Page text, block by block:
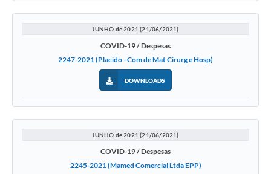
JUNHO de 2021 (21/06/2021)
COVID-19 / Despesas
2247-2021 (Placido - Com de Mat Cirurg e Hosp)
DOWNLOADS
JUNHO de 2021 (21/06/2021)
COVID-19 / Despesas
2245-2021 (Mamed Comercial Ltda EPP)